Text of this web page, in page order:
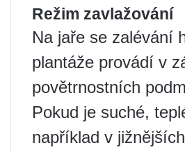
Režim zavlažování
Na jaře se zalévání
plantáže provádí v
povětrnostních
Pokud je suché,
například v